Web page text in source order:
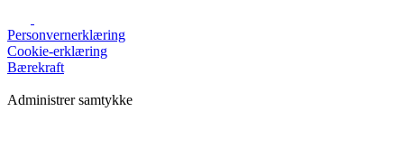
Personvernerklæring
Cookie-erklæring
Bærekraft
Administrer samtykke